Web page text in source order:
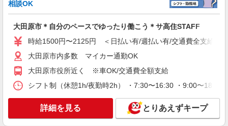
詳細を見る
株式会社kotrio /●UT-H-1733241
＜大田原市＞障がい者デイサービスSTAFF＊
通費全支給(ガソリン代含む)＞
大田原市内多数 マイカー通勤OK
詳細を見る
相談OK
大田原市＊自分のペースでゆったり働こう＊サ高住STAFF
時給1500円〜2125円 ＜日払い有/週払い有/交通費全支給(ガ
大田原市内多数 マイカー通勤OK
大田原市役所近く ※車OK/交通費全額支給
シフト制（休憩1h/夜勤時2h） ・7:30〜16:30 ・9:00〜
詳細を見る とりあえずキープ